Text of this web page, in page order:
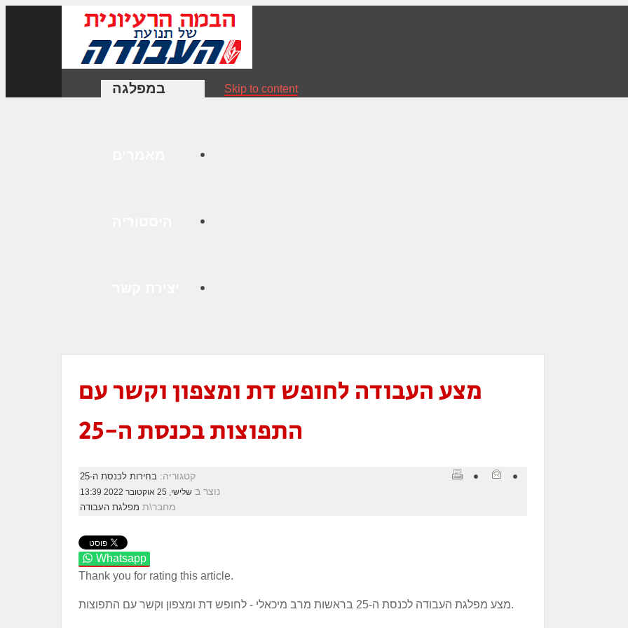
במפלגה Skip to content
מצע העבודה לחופש דת ומצפון וקשר עם
התפוצות בכנסת ה-25
קטגוריה: בחירות לכנסת ה-25
נוצר ב שלישי, 25 אוקטובר 2022 13:39
מחבר\ת מפלגת העבודה
Whatsapp
Thank you for rating this article.
מצע מפלגת העבודה לכנסת ה-25 בראשות מרב מיכאלי - לחופש דת ומצפון וקשר עם התפוצות.